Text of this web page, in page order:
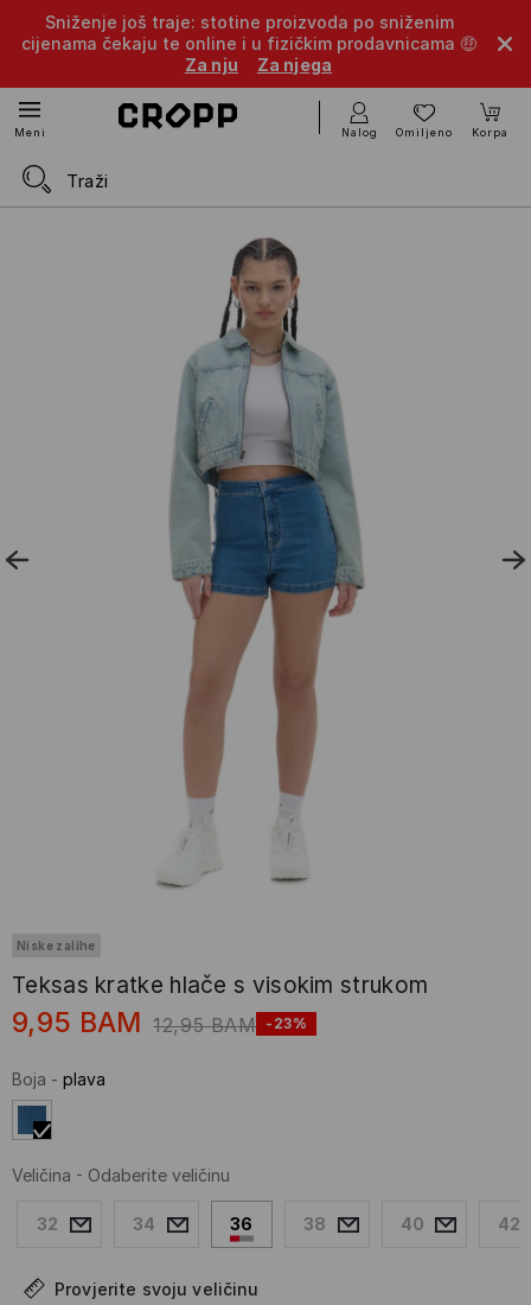
Sniženje još traje: stotine proizvoda po sniženim
cijenama čekaju te online i u fizičkim prodavnicama 🤑
Za nju
Za njega
Meni Nalog Omiljeno Korpa
Niske zalihe
Teksas kratke hlače s visokim strukom
9,95 BAM 12,95 BAM -23%
Boja - plava
Veličina - Odaberite veličinu
32 34 36 38 40 42
Provjerite svoju veličinu